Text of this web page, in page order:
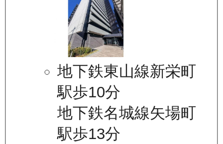
地下鉄東山線新栄町
駅歩10分
地下鉄名城線矢場町
駅歩13分